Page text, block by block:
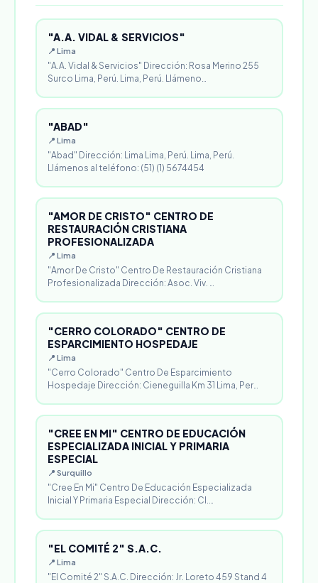
"A.A. VIDAL & SERVICIOS"
📍 Lima
"A.A. Vidal & Servicios" Dirección: Rosa Merino 255
Surco Lima, Perú. Lima, Perú. Llámeno…
"ABAD"
📍 Lima
"Abad" Dirección: Lima Lima, Perú. Lima, Perú.
Llámenos al teléfono: (51) (1) 5674454
"AMOR DE CRISTO" CENTRO DE
RESTAURACIÓN CRISTIANA
PROFESIONALIZADA
📍 Lima
"Amor De Cristo" Centro De Restauración Cristiana
Profesionalizada Dirección: Asoc. Viv. …
"CERRO COLORADO" CENTRO DE
ESPARCIMIENTO HOSPEDAJE
📍 Lima
"Cerro Colorado" Centro De Esparcimiento
Hospedaje Dirección: Cieneguilla Km 31 Lima, Per…
"CREE EN MI" CENTRO DE EDUCACIÓN
ESPECIALIZADA INICIAL Y PRIMARIA
ESPECIAL
📍 Surquillo
"Cree En Mi" Centro De Educación Especializada
Inicial Y Primaria Especial Dirección: Cl.…
"EL COMITÉ 2" S.A.C.
📍 Lima
"El Comité 2" S.A.C. Dirección: Jr. Loreto 459 Stand 4